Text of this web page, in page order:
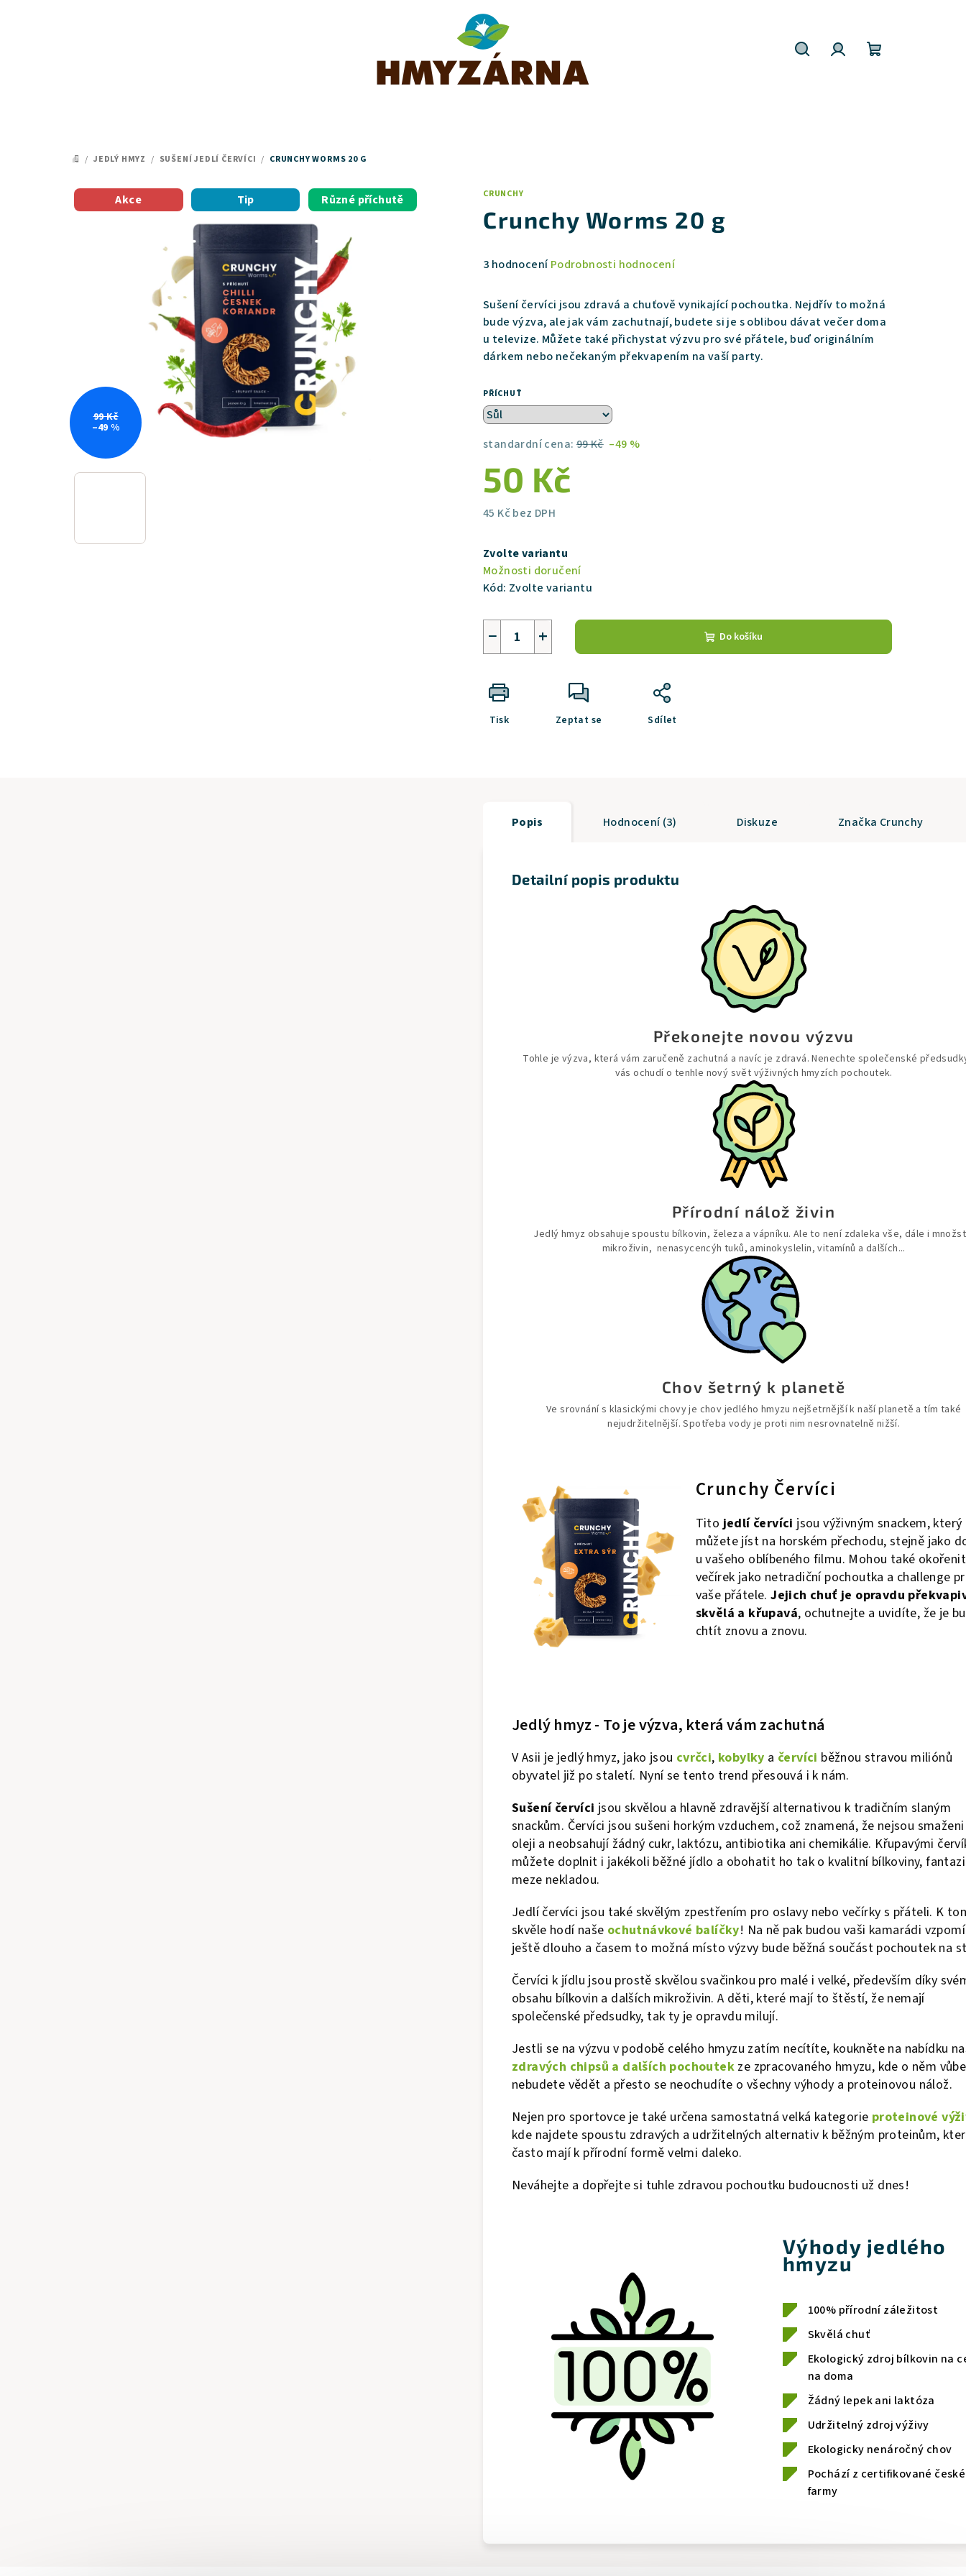
DOMŮ
/ JEDLÝ HMYZ / SUŠENÍ JEDLÍ ČERVÍCI / CRUNCHY WORMS 20 G
CRUNCHY
Crunchy Worms 20 g
Průměrné
produktu
je
5,0
z
3 hodnocení Podrobnosti hodnocení
Sušení červíci jsou zdravá a chuťově vynikající pochoutka. Nejdřív to možná
bude výzva, ale jak vám zachutnají, budete si je s oblibou dávat večer doma
u televize. Můžete také přichystat výzvu pro své přátele, buď originálním
dárkem nebo nečekaným překvapením na vaší party.
PŘÍCHUŤ
standardní cena: 99 Kč –49 %
50 Kč
45 Kč bez DPH
cena:
Zvolte variantu
Možnosti doručení
Kód: Zvolte variantu
+
− Do košíku
Tisk Zeptat se Sdílet
Akce Tip Různé příchutě
99 Kč
–49 %
Popis Hodnocení (3) Diskuze Značka Crunchy
Detailní popis produktu
Překonejte novou výzvu
Tohle je výzva, která vám zaručeně zachutná a navíc je zdravá. Nenechte společenské
vás ochudí o tenhle nový svět výživných hmyzích pochoutek.
Přírodní nálož živin
Jedlý hmyz obsahuje spoustu bílkovin, železa a vápníku. Ale to není zdaleka vše, dále i
mikroživin, nenasycencýh tuků, aminokyslelin, vitamínů a dalších...
Chov šetrný k planetě
Ve srovnání s klasickými chovy je chov jedlého hmyzu nejšetrnější k naší planetě a tím také
nejudržitelnější. Spotřeba vody je proti nim nesrovnatelně nižší.
Crunchy Červíci
Titojedlí červíci jsou výživným snackem, který
můžete jíst na horském přechodu, stejně jako
u vašeho oblíbeného filmu. Mohou také okořenit
večírek jako netradiční pochoutka a challenge
vaše přátele.Jejich chuť je opravdu
skvělá a křupavá, ochutnejte a uvidíte, že je
chtít znovu a znovu.
Jedlý hmyz - To je výzva, která vám zachutná
V Asii je jedlý hmyz, jako jsou cvrčci, kobylky a červíci běžnou stravou miliónů
obyvatel již po staletí. Nyní se tento trend přesouvá i k nám.
Sušení červíci jsou skvělou a hlavně zdravější alternativou k tradičním slaným
snackům. Červíci jsou sušeni horkým vzduchem, což znamená, že nejsou
oleji a neobsahují žádný cukr, laktózu, antibiotika ani chemikálie. Křupavými
můžete doplnit i jakékoli běžné jídlo a obohatit ho tak o kvalitní bílkoviny,
meze nekladou.
Jedlí červíci jsou také skvělým zpestřením pro oslavy nebo večírky s přáteli. K
skvěle hodí naše ochutnávkové balíčky! Na ně pak budou vaši kamarádi
ještě dlouho a časem to možná místo výzvy bude běžná součást pochoutek na
Červíci k jídlu jsou prostě skvělou svačinkou pro malé i velké, především díky
obsahu bílkovin a dalších mikroživin. A děti, které mají to štěstí, že nemají
společenské předsudky, tak ty je opravdu milují.
Jestli se na výzvu v podobě celého hmyzu zatím necítíte, koukněte na nabídku
zdravých chipsů a dalších pochoutek ze zpracovaného hmyzu, kde o něm
nebudete vědět a přesto se neochudíte o všechny výhody a proteinovou nálož.
Nejen pro sportovce je také určena samostatná velká kategorie proteinové
kde najdete spoustu zdravých a udržitelných alternativ k běžným proteinům,
často mají k přírodní formě velmi daleko.
Neváhejte a dopřejte si tuhle zdravou pochoutku budoucnosti už dnes!
Výhody jedlého
hmyzu
100% přírodní záležitost
Skvělá chuť
Ekologický zdroj bílkovin na
na doma
Žádný lepek ani laktóza
Udržitelný zdroj výživy
Ekologicky nenáročný chov
Pochází z certifikované české
farmy